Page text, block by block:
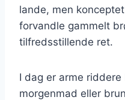
lande, men
forvandle gammelt
tilfredsstillende ret.
I dag er arme
morgenmad eller